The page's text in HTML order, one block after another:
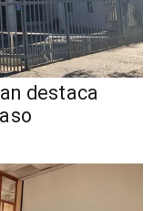
destaca